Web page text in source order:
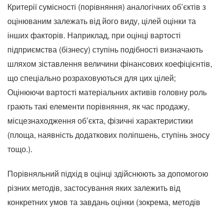
Критерії сумісності (порівняння) аналогічних об’єктів з
оцінюваним залежать від його виду, цілей оцінки та
інших факторів. Наприклад, при оцінці вартості
підприємства (бізнесу) ступінь подібності визначають
шляхом зіставлення величини фінансових коефіцієнтів,
що спеціально розраховуються для цих цілей;
Оцінюючи вартості матеріальних активів головну роль
грають такі елементи порівняння, як час продажу,
місцезнаходження об’єкта, фізичні характеристики
(площа, наявність додаткових поліпшень, ступінь зносу
тощо.).
Порівняльний підхід в оцінці здійснюють за допомогою
різних методів, застосування яких залежить від
конкретних умов та завдань оцінки (зокрема, методів